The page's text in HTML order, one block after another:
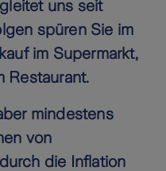
uns seit
spüren Sie im
im Supermarkt,
Restaurant.
mindestens
von
die Inflation